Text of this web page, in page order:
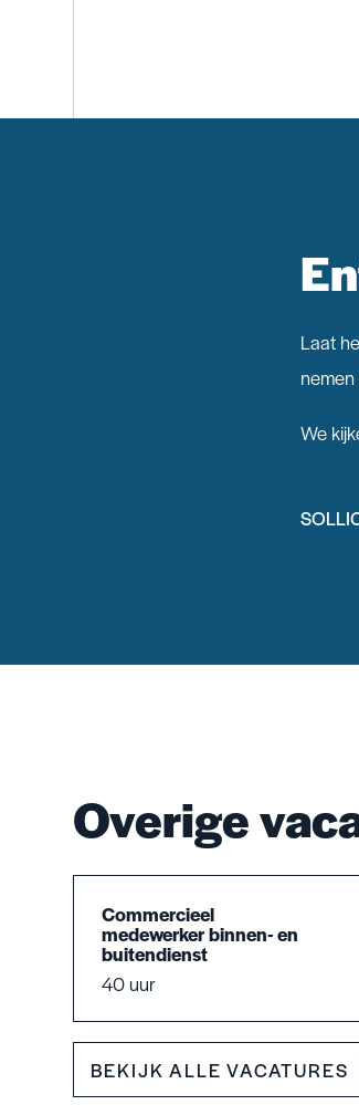
Laat
We
Overige
Commercieel
medewerker binnen- en
buitendienst
40 uur
BEKIJK ALLE VACATURES